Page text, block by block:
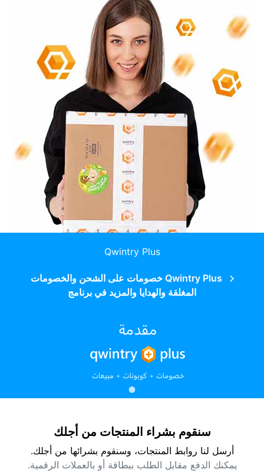
Qwintry Plus
Qwintry Plus خصومات على الشحن والخصومات
المغلقة والهدايا والمزيد في برنامج
سنقوم بشراء المنتجات من أجلك
أرسل لنا روابط المنتجات، وسنقوم بشرائها من أجلك.
يمكنك الدفع مقابل الطلب ببطاقة أو بالعملات الرقمية.